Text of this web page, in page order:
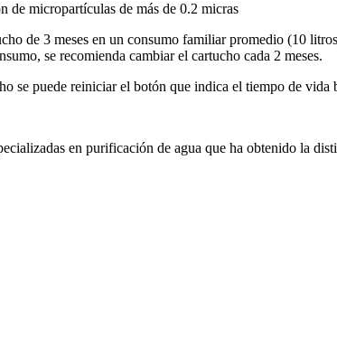
micropartículas de más de 0.2 micras
3 meses en un consumo familiar promedio (10
se recomienda cambiar el cartucho cada 2 meses.
puede reiniciar el botón que indica el tiempo de vida
en purificación de agua que ha obtenido la